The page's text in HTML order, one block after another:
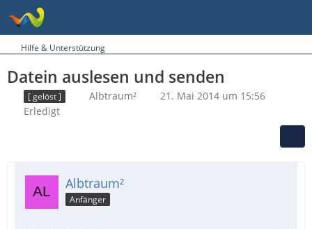
Hilfe & Unterstützung
Datein auslesen und senden
[ gelöst ] Albtraum²
21. Mai 2014 um 15:56
Erledigt
Albtraum²
Anfänger